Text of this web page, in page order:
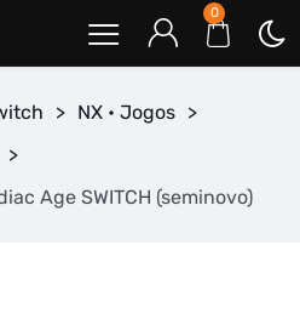
0
> NX • Jogos >
>
Age SWITCH (seminovo)